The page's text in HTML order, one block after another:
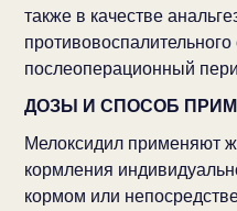
также в качестве
противовоспалительного
послеоперационный
ДОЗЫ И СПОСОБ
Мелоксидил применяют
кормления
кормом или